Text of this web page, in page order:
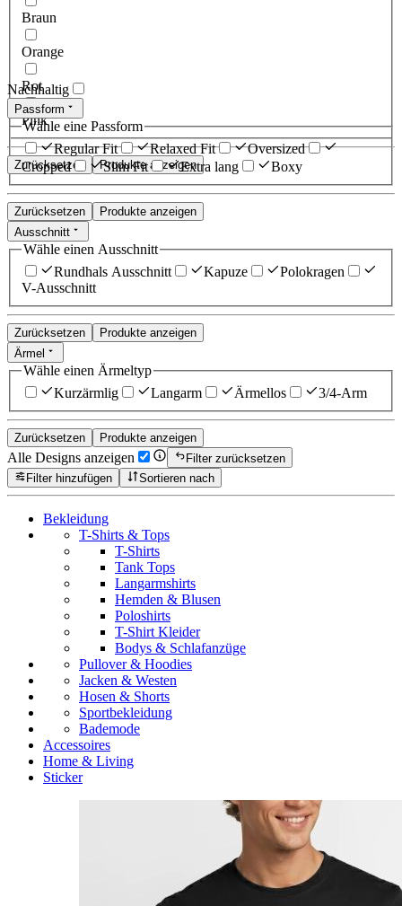
Braun
Orange
Rot
Pink
Zurücksetzen Produkte anzeigen
Nachhaltig
Passform
Wähle eine Passform
Regular Fit
Relaxed Fit
Oversized
Cropped
Slim Fit Extra lang Boxy
Zurücksetzen
Produkte anzeigen
Ausschnitt
Wähle einen Ausschnitt
Rundhals Ausschnitt
Kapuze
Polokragen
V-Ausschnitt
Zurücksetzen
Produkte anzeigen
Ärmel
Wähle einen Ärmeltyp
Kurzärmlig
Langarm Ärmellos 3/4-Arm
Zurücksetzen Produkte anzeigen
Alle Designs anzeigen
Filter zurücksetzen
Filter hinzufügen
Sortieren nach
Bekleidung
T-Shirts & Tops
T-Shirts
Tank Tops
Langarmshirts
Hemden & Blusen
Poloshirts
T-Shirt Kleider
Bodys & Schlafanzüge
Pullover & Hoodies
Jacken & Westen
Hosen & Shorts
Sportbekleidung
Bademode
Accessoires
Home & Living
Sticker